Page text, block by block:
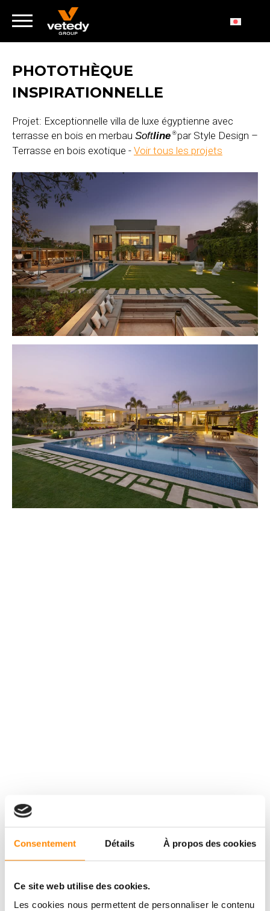
Consentement Détails À propos des cookies
Ce site web utilise des cookies.
Les cookies nous permettent de personnaliser le contenu
PHOTOTHÈQUE
INSPIRATIONNELLE
Projet: Exceptionnelle villa de luxe égyptienne avec
terrasse en bois en merbau Softline ®par Style Design –
Terrasse en bois exotique - Voir tous les projets